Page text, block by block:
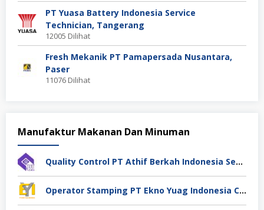
PT Yuasa Battery Indonesia Service
Technician, Tangerang
12005 Dilihat
Fresh Mekanik PT Pamapersada Nusantara,
Paser
11076 Dilihat
Manufaktur Makanan Dan Minuman
Quality Control PT Athif Berkah Indonesia Semarang
Operator Stamping PT Ekno Yuag Indonesia Cikarang